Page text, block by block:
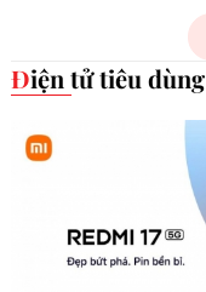
Điện tử tiêu dùng